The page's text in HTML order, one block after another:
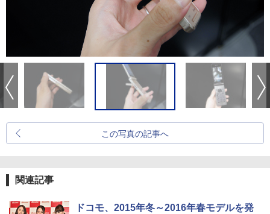
この写真の記事へ
関連記事
ドコモ、2015年冬～2016年春モデルを発